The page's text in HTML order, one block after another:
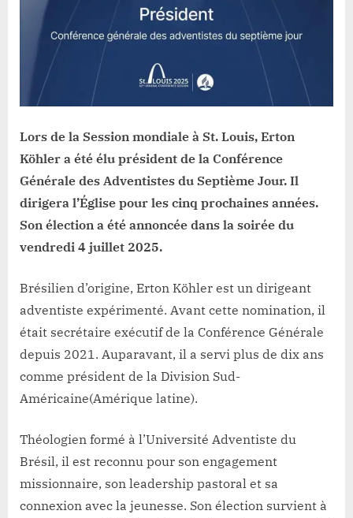
Lors de la Session mondiale à St. Louis, Erton
Köhler a été élu président de la Conférence
Générale des Adventistes du Septième Jour. Il
dirigera l’Église pour les cinq prochaines années.
Son élection a été annoncée dans la soirée du
vendredi 4 juillet 2025.
Brésilien d’origine, Erton Köhler est un dirigeant
adventiste expérimenté. Avant cette nomination, il
était secrétaire exécutif de la Conférence Générale
depuis 2021. Auparavant, il a servi plus de dix ans
comme président de la Division Sud-
Américaine(Amérique latine).
Théologien formé à l’Université Adventiste du
Brésil, il est reconnu pour son engagement
missionnaire, son leadership pastoral et sa
connexion avec la jeunesse. Son élection survient à